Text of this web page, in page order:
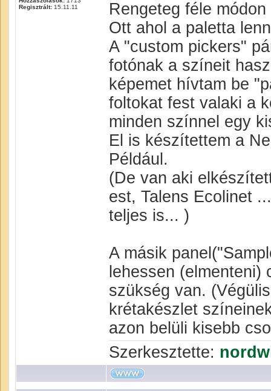
Regisztrált: 15.11.11
Rengeteg féle
Ott ahol a paletta
A "custom pickers"
fotónak a színeit
képemet hívtam be
foltokat fest valaki a
minden színnel egy
El is készítettem a
Például.
(De van aki
est, Talens Ecolinet
teljes is... )
A másik
lehessen
szükség van.
krétakészlet
azon belüli kisebb
Szerkesztette: